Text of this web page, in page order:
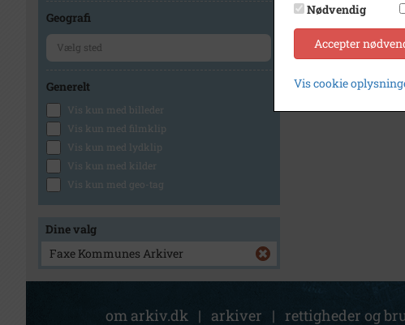
Geografi
Generelt
Vis kun med billeder
Vis kun med filmklip
Vis kun med lydklip
Vis kun med kilder
Vis kun med geo-tag
Dine valg
Faxe Kommunes Arkiver
om arkiv.dk | arkiver | rettigheder og
Nødvendig
Accepter
Vis cookie